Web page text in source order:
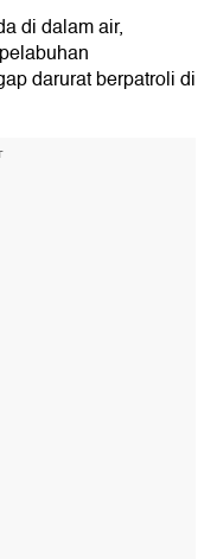
di dalam air,
darurat berpatroli di